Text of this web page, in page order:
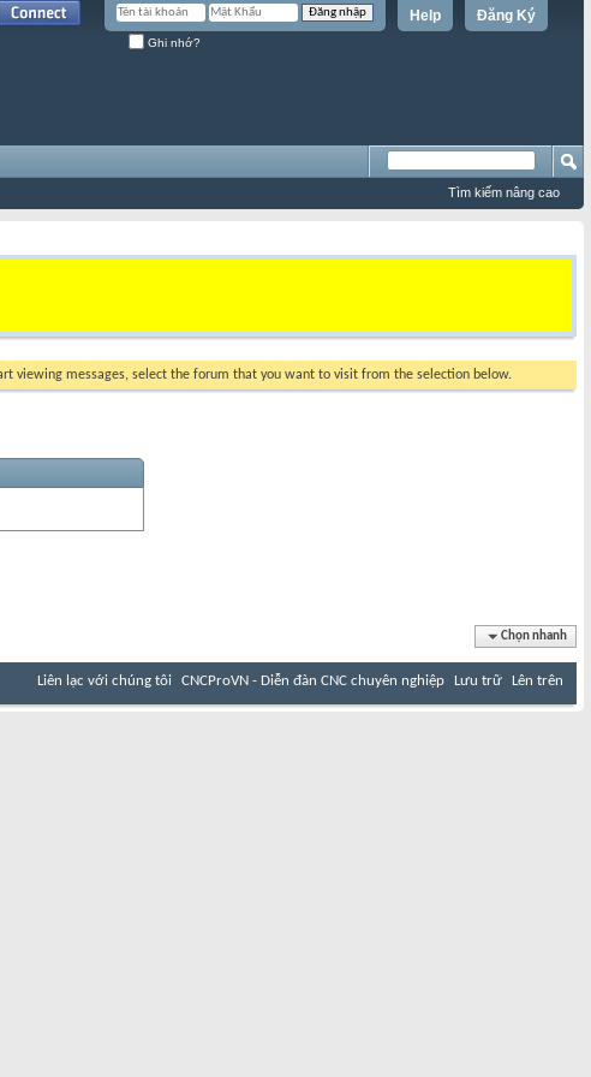
Đăng Ký
Help
Ghi nhớ?
Tìm kiếm nâng cao
viewing messages, select the forum that you want to visit from the selection below.
Chọn nhanh
Liên lạc với chúng tôi CNCProVN - Diễn đàn CNC chuyên nghiệp Lưu trữ Lên trên